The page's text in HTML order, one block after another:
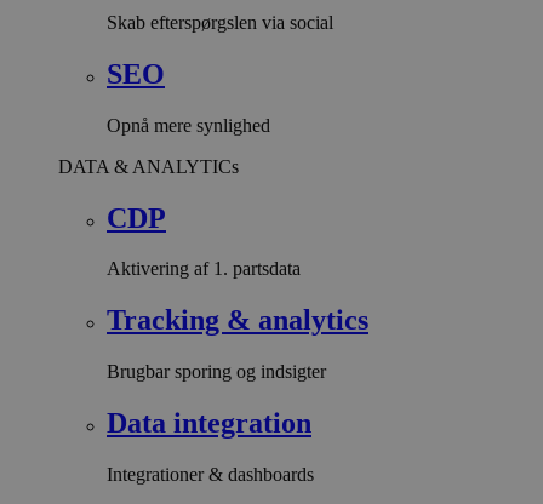
Skab efterspørgslen via social
SEO
Opnå mere synlighed
DATA & ANALYTICs
CDP
Aktivering af 1. partsdata
Tracking & analytics
Brugbar sporing og indsigter
Data integration
Integrationer & dashboards